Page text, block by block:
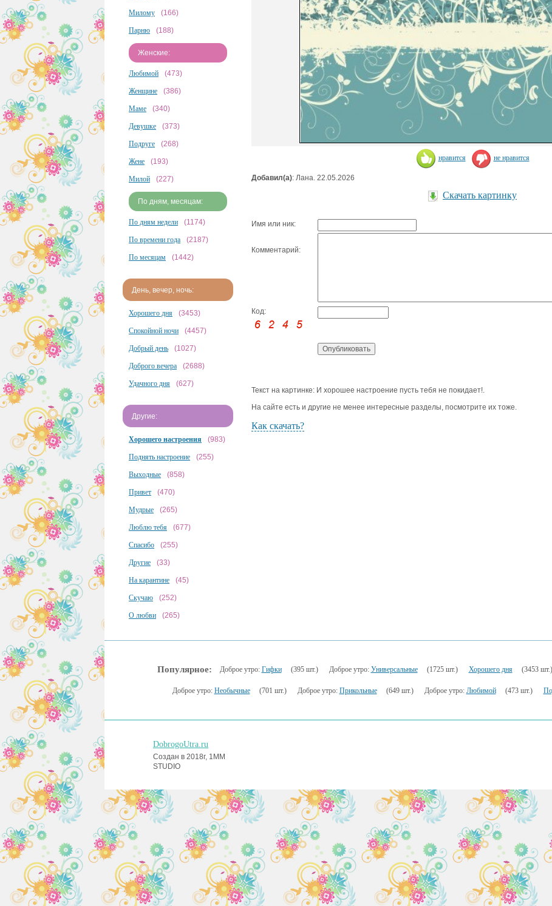
Милому (166)
Парню (188)
Женские:
Любимой (473)
Женщине (386)
Маме (340)
Девушке (373)
Подруге (268)
Жене (193)
Милой (227)
По дням, месяцам:
По дням недели (1174)
По времени года (2187)
По месяцам (1442)
День, вечер, ночь:
Хорошего дня (3453)
Спокойной ночи (4457)
Добрый день (1027)
Доброго вечера (2688)
Удачного дня (627)
Другие:
Хорошего настроения (983)
Поднять настроение (255)
Выходные (858)
Привет (470)
Мудрые (265)
Люблю тебя (677)
Спасибо (255)
Другие (33)
На карантине (45)
Скучаю (252)
О любви (265)
нравится не нравится
Добавил(а): Лана. 22.05.2026
Скачать картинку
Имя или ник:
Комментарий:
Код:
Текст на картинке: И хорошее настроение пусть тебя не покидает!.
На сайте есть и другие не менее интересные разделы, посмотрите их тоже.
Как скачать?
Популярное: Доброе утро: Гифки (395 шт.) Доброе утро: Универсальные (1725 шт.) Хорошего дня (3453 шт.)
Доброе утро: Необычные (701 шт.) Доброе утро: Прикольные (649 шт.) Доброе утро: Любимой (473 шт.)
DobrogoUtra.ru
Создан в 2018г, 1MM
STUDIO